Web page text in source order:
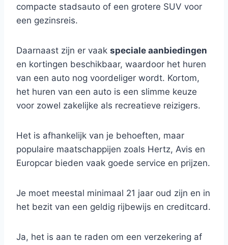
compacte stadsauto of een grotere SUV voor
een gezinsreis.
Daarnaast zijn er vaak speciale aanbiedingen
en kortingen beschikbaar, waardoor het huren
van een auto nog voordeliger wordt. Kortom,
het huren van een auto is een slimme keuze
voor zowel zakelijke als recreatieve reizigers.
Het is afhankelijk van je behoeften, maar
populaire maatschappijen zoals Hertz, Avis en
Europcar bieden vaak goede service en prijzen.
Je moet meestal minimaal 21 jaar oud zijn en in
het bezit van een geldig rijbewijs en creditcard.
Ja, het is aan te raden om een verzekering af